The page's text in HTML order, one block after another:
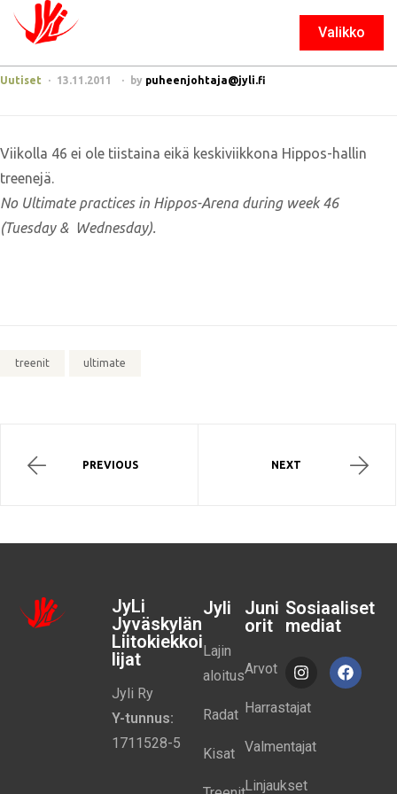
Valikko
Sulje
Uutiset 13.11.2011 by puheenjohtaja@jyli.fi
Viikolla 46 ei ole tiistaina eikä keskiviikkona Hippos-hallin
treenejä.
No Ultimate practices in Hippos-Arena during week 46
(Tuesday & Wednesday).
treenit ultimate
PREVIOUS NEXT
JyLi
Jyväskylän
Liitokiekkoi
lijat
Jyli Ry
Y-tunnus:
1711528-5
Jyli
Lajin
aloitus
Radat
Kisat
Juni
orit
Arvot
Harrastajat
Valmentajat
Linjaukset
Sosiaaliset
mediat